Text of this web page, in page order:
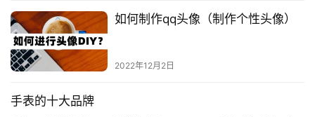
如何制作qq头像（制作个性头像）
2022年12月2日
手表的十大品牌